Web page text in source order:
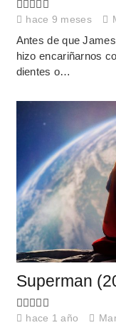
hace 9 meses
Antes de que
hizo encariñarnos
dientes o…
Superman
hace 1 año